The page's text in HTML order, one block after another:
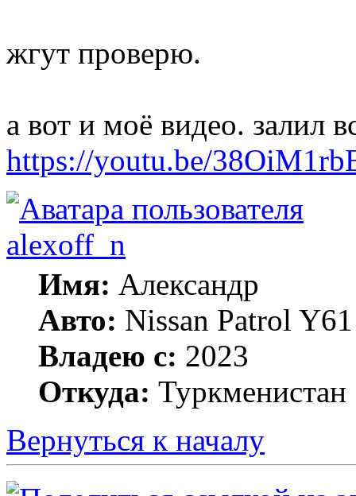
жгут проверю.
а вот и моё видео. залил
https://youtu.be/
alexoff_n
Имя: Александр
Авто: Nissan Patrol
Владею с: 2023
Откуда: Туркменистан
Вернуться к началу